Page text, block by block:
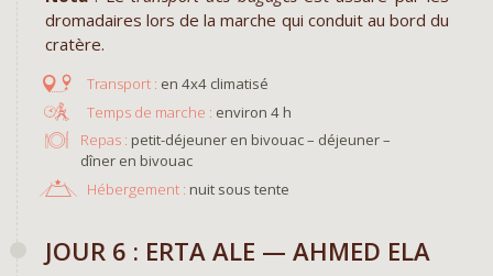
dromadaires lors de la marche qui conduit au bord du
cratère.
en 4x4 climatisé
environ 4 h
Repas : petit-déjeuner en bivouac – déjeuner –
dîner en bivouac
Hébergement : nuit sous tente
JOUR 6 : ERTA ALE — AHMED ELA